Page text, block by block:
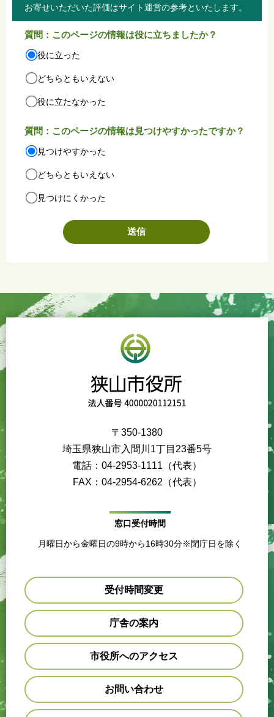
お寄せいただいた評価はサイト運営の参考といたします。
質問：このページの情報は役に立ちましたか？
役に立った
どちらともいえない
役に立たなかった
質問：このページの情報は見つけやすかったですか？
見つけやすかった
どちらともいえない
見つけにくかった
〒350-1380
埼玉県狭山市入間川1丁目23番5号
電話：04-2953-1111（代表）
FAX：04-2954-6262（代表）
窓口受付時間
月曜日から金曜日の9時から16時30分※閉庁日を除く
受付時間変更
庁舎の案内
市役所へのアクセス
お問い合わせ